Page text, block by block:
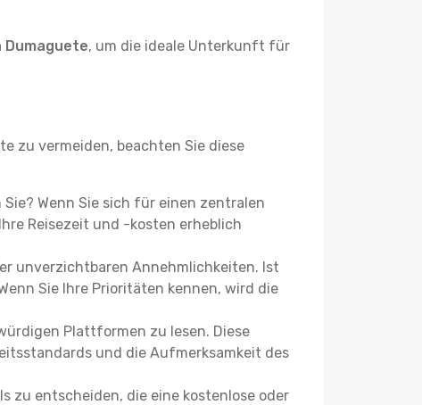
, um die ideale Unterkunft für
zu vermeiden, beachten Sie diese
Wenn Sie sich für einen zentralen
Reisezeit und -kosten erheblich
unverzichtbaren Annehmlichkeiten. Ist
Sie Ihre Prioritäten kennen, wird die
Plattformen zu lesen. Diese
und die Aufmerksamkeit des
zu entscheiden, die eine kostenlose oder